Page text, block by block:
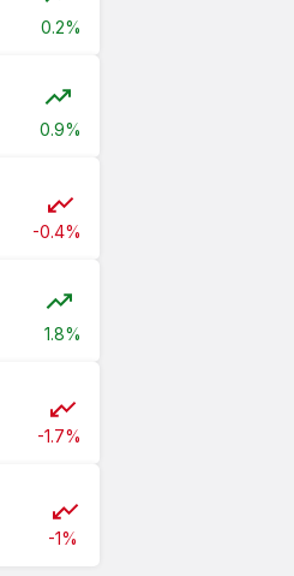
0.2%
0.9%
-0.4%
1.8%
-1.7%
-1%